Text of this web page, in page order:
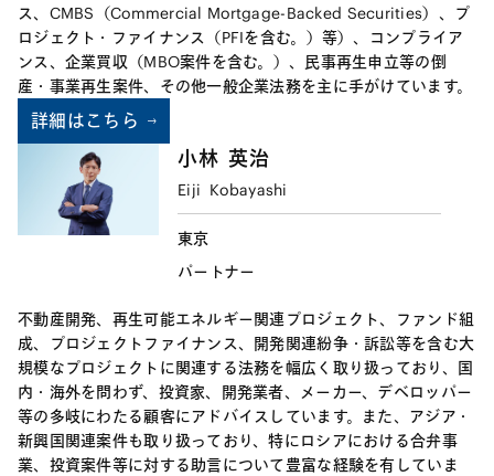
ス、CMBS（Commercial Mortgage-Backed Securities）、プ
ロジェクト・ファイナンス（PFIを含む。）等）、コンプライア
ンス、企業買収（MBO案件を含む。）、民事再生申立等の倒
産・事業再生案件、その他一般企業法務を主に手がけています。
詳細はこちら
小林 英治
Eiji Kobayashi
東京
パートナー
不動産開発、再生可能エネルギー関連プロジェクト、ファンド組
成、プロジェクトファイナンス、開発関連紛争・訴訟等を含む大
規模なプロジェクトに関連する法務を幅広く取り扱っており、国
内・海外を問わず、投資家、開発業者、メーカー、デベロッパー
等の多岐にわたる顧客にアドバイスしています。また、アジア・
新興国関連案件も取り扱っており、特にロシアにおける合弁事
業、投資案件等に対する助言について豊富な経験を有していま